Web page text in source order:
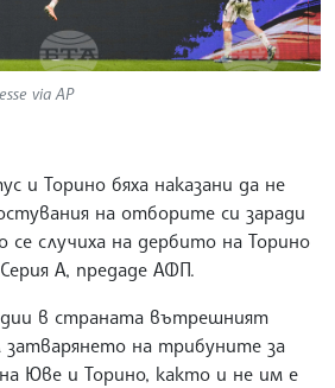
via AP
и Торино бяха наказани да не
на отборите си заради
случиха на дербито на Торино
А, предаде АФП.
в страната вътрешният
на трибуните за
Юве и Торино, както и не им е